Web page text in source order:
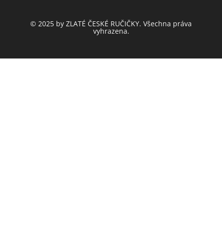
© 2025 by ZLATÉ ČESKÉ RUČIČKY. Všechna práva
vyhrazena.